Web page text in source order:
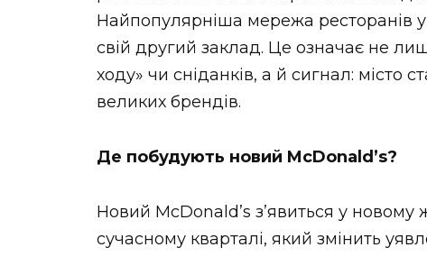
Найпопулярніша мережа ресторанів у
свій другий заклад. Це означає не
ходу» чи сніданків, а й сигнал: місто
великих брендів.
Де побудують новий McDonald’s?
Новий McDonald’s з’явиться у новому
сучасному кварталі, який змінить